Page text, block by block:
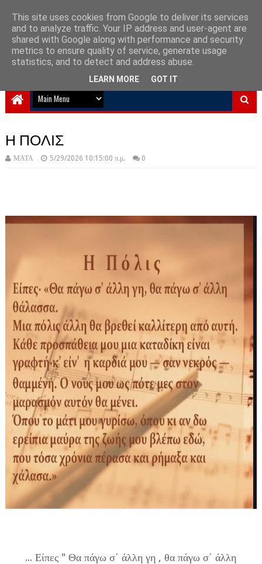
NewPlanet09
Ειδήσεις νέα από την Ελλάδα και τον κόσμο
Η ΠΟΛΙΣ
ΜΑΤΑ 5/29/2026 10:15:00 π.μ. 0
... Είπες " Θα πάγω σ΄ άλλη γη , θα πάγω σ΄ άλλη
This site uses cookies from Google to deliver its services
and to analyze traffic. Your IP address and user-agent are
shared with Google along with performance and security
metrics to ensure quality of service, generate usage
statistics, and to detect and address abuse.
LEARN MORE GOT IT